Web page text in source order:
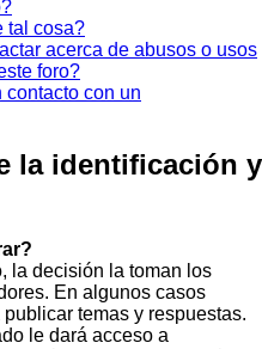
tal cosa?
acerca de abusos o usos
foro?
con un
la identificación y
la decisión la toman los
En algunos casos
temas y respuestas.
le dará acceso a